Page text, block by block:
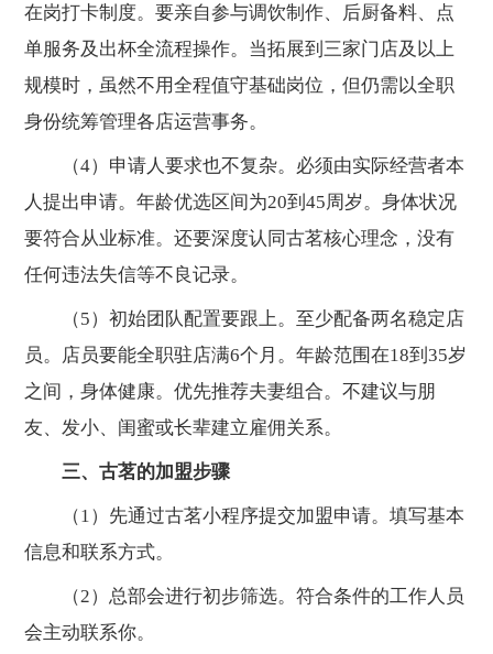
在岗打卡制度。要亲自参与调饮制作、后厨备料、点
单服务及出杯全流程操作。当拓展到三家门店及以上
规模时，虽然不用全程值守基础岗位，但仍需以全职
身份统筹管理各店运营事务。
（4）申请人要求也不复杂。必须由实际经营者本
人提出申请。年龄优选区间为20到45周岁。身体状况
要符合从业标准。还要深度认同古茗核心理念，没有
任何违法失信等不良记录。
（5）初始团队配置要跟上。至少配备两名稳定店
员。店员要能全职驻店满6个月。年龄范围在18到35岁
之间，身体健康。优先推荐夫妻组合。不建议与朋
友、发小、闺蜜或长辈建立雇佣关系。
三、古茗的加盟步骤
（1）先通过古茗小程序提交加盟申请。填写基本
信息和联系方式。
（2）总部会进行初步筛选。符合条件的工作人员
会主动联系你。